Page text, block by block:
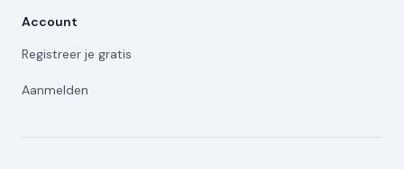
Account
Registreer je gratis
Aanmelden